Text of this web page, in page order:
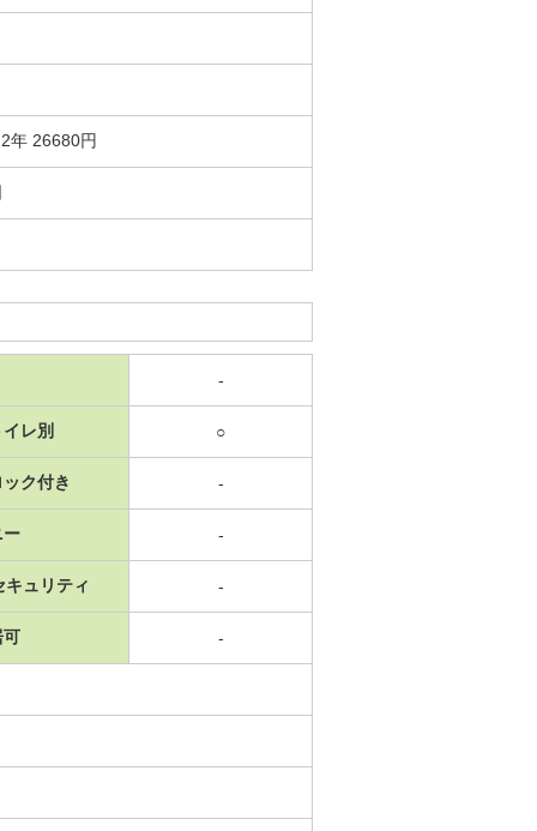
年 26680円
-
レ別 ○
ク付き -
ー -
キュリティ -
可 -